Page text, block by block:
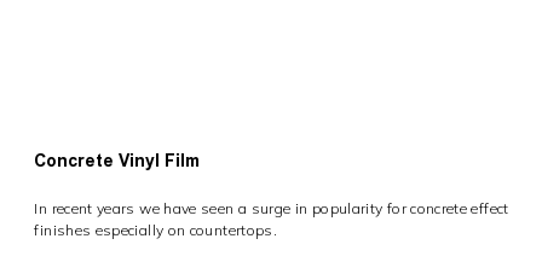
Concrete Vinyl Film
In recent years we have seen a surge in popularity for concrete effect
finishes especially on countertops.